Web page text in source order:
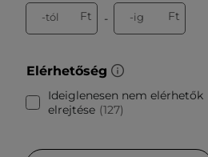
-tól Ft - -ig Ft
Elérhetőség
Ideiglenesen nem elérhetők
elrejtése 127